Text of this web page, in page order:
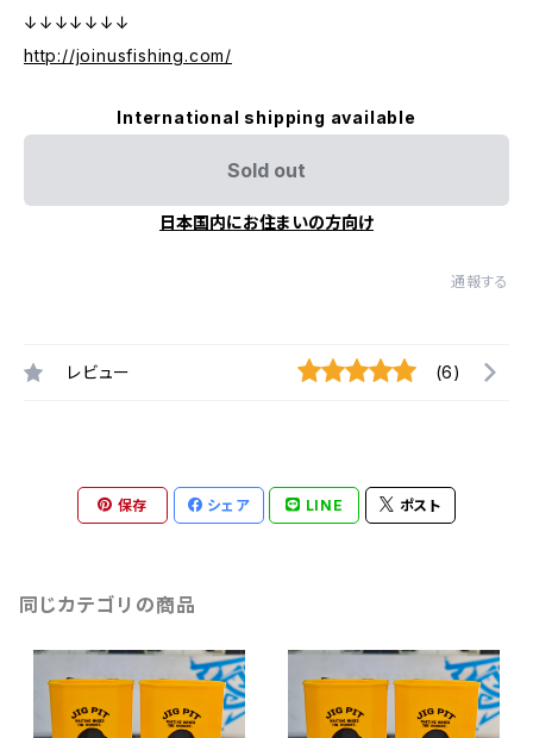
↓↓↓↓↓↓↓
http://joinusfishing.com/
International shipping available
Sold out
日本国内にお住まいの方向け
通報する
レビュー (6)
保存 シェア LINE ポスト
同じカテゴリの商品